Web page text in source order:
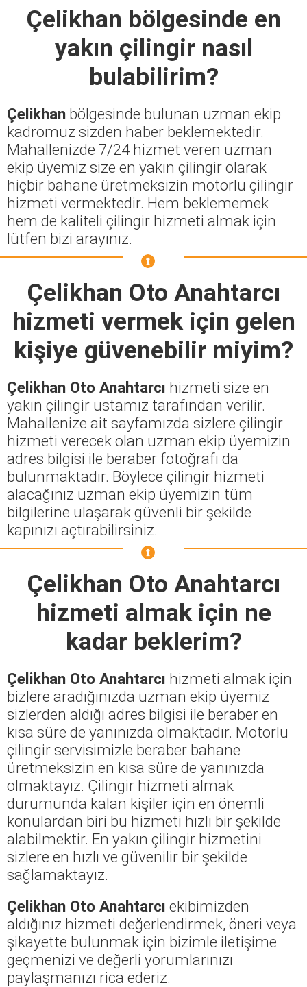
Çelikhan bölgesinde en
yakın çilingir nasıl
bulabilirim?
Çelikhan bölgesinde bulunan uzman ekip
kadromuz sizden haber beklemektedir.
Mahallenizde 7/24 hizmet veren uzman
ekip üyemiz size en yakın çilingir olarak
hiçbir bahane üretmeksizin motorlu çilingir
hizmeti vermektedir. Hem beklememek
hem de kaliteli çilingir hizmeti almak için
lütfen bizi arayınız.
Çelikhan Oto Anahtarcı
hizmeti vermek için gelen
kişiye güvenebilir miyim?
Çelikhan Oto Anahtarcı hizmeti size en
yakın çilingir ustamız tarafından verilir.
Mahallenize ait sayfamızda sizlere çilingir
hizmeti verecek olan uzman ekip üyemizin
adres bilgisi ile beraber fotoğrafı da
bulunmaktadır. Böylece çilingir hizmeti
alacağınız uzman ekip üyemizin tüm
bilgilerine ulaşarak güvenli bir şekilde
kapınızı açtırabilirsiniz.
Çelikhan Oto Anahtarcı
hizmeti almak için ne
kadar beklerim?
Çelikhan Oto Anahtarcı hizmeti almak için
bizlere aradığınızda uzman ekip üyemiz
sizlerden aldığı adres bilgisi ile beraber en
kısa süre de yanınızda olmaktadır. Motorlu
çilingir servisimizle beraber bahane
üretmeksizin en kısa süre de yanınızda
olmaktayız. Çilingir hizmeti almak
durumunda kalan kişiler için en önemli
konulardan biri bu hizmeti hızlı bir şekilde
alabilmektir. En yakın çilingir hizmetini
sizlere en hızlı ve güvenilir bir şekilde
sağlamaktayız.
Çelikhan Oto Anahtarcı ekibimizden
aldığınız hizmeti değerlendirmek, öneri veya
şikayette bulunmak için bizimle iletişime
geçmenizi ve değerli yorumlarınızı
paylaşmanızı rica ederiz.